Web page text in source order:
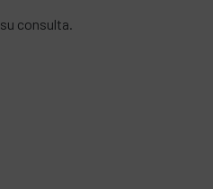
consulta.